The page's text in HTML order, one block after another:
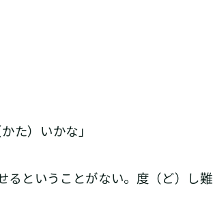
た）いかな」
ということがない。度（ど）し難